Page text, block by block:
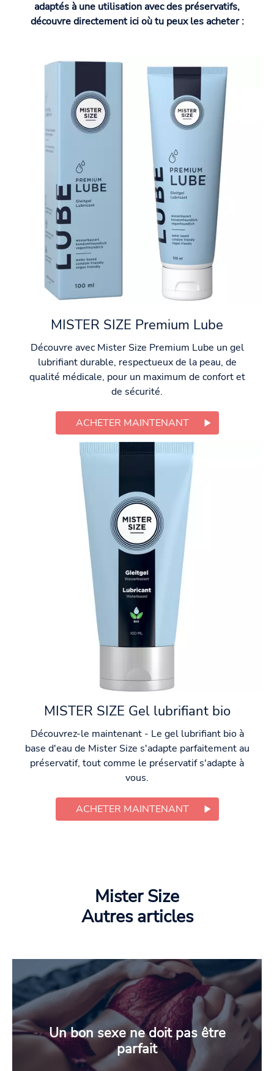
adaptés à une utilisation avec des préservatifs,
découvre directement ici où tu peux les acheter :
MISTER SIZE Premium Lube
Découvre avec Mister Size Premium Lube un gel
lubrifiant durable, respectueux de la peau, de
qualité médicale, pour un maximum de confort et
de sécurité.
ACHETER MAINTENANT
MISTER SIZE Gel lubrifiant bio
Découvrez-le maintenant - Le gel lubrifiant bio à
base d'eau de Mister Size s'adapte parfaitement au
préservatif, tout comme le préservatif s'adapte à
vous.
ACHETER MAINTENANT
Mister Size
Autres articles
Un bon sexe ne doit pas être
parfait